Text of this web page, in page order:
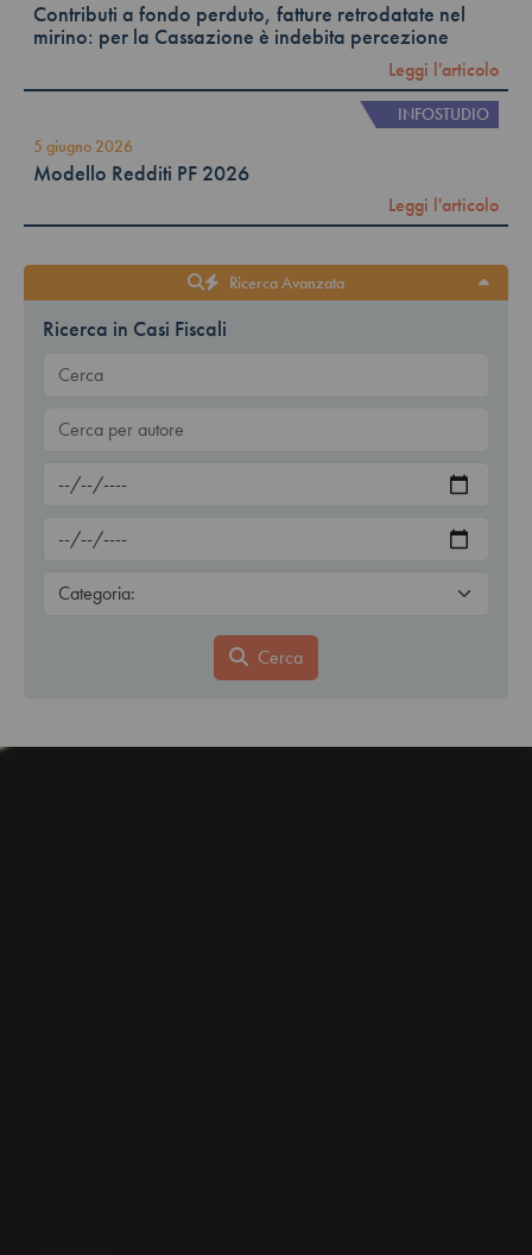
Contributi a fondo perduto, fatture retrodatate nel
mirino: per la Cassazione è indebita percezione
Leggi l'articolo
INFOSTUDIO
5 giugno 2026
Modello Redditi PF 2026
Leggi l'articolo
Ricerca Avanzata
Ricerca in Casi Fiscali
Cerca